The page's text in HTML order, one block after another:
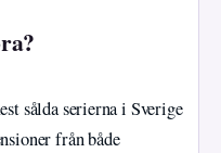
sålda serierna i Sverige
från både